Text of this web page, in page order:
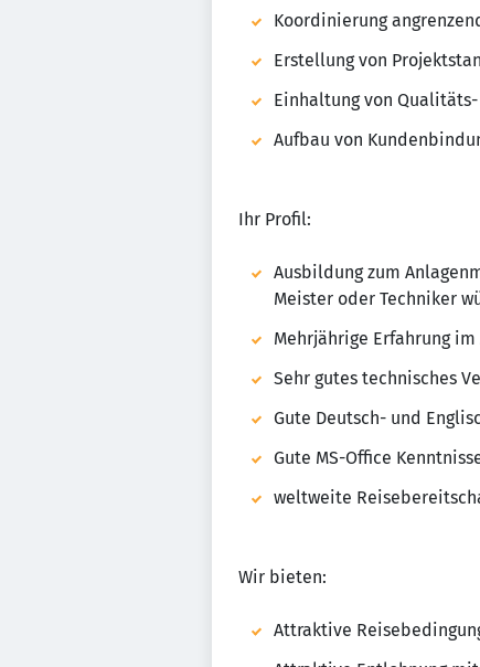
Koordinierung
Erstellung von
Einhaltung von
Aufbau von
Ihr Profil:
Ausbildung zum
Meister oder Techniker
Mehrjährige Erfahrung
Sehr gutes technisches
Gute Deutsch- und
Gute MS-Office
weltweite
Wir bieten:
Attraktive